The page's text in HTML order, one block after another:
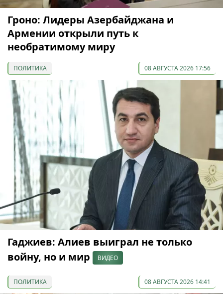
Гроно: Лидеры Азербайджана и
Армении открыли путь к
необратимому миру
ПОЛИТИКА 08 АВГУСТА 2026 17:56
Гаджиев: Алиев выиграл не только
войну, но и мир
ВИДЕО
ПОЛИТИКА 08 АВГУСТА 2026 14:41